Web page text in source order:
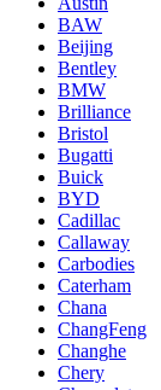
BAW
Beijing
Bentley
BMW
Brilliance
Bristol
Bugatti
Buick
BYD
Cadillac
Callaway
Carbodies
Caterham
Chana
ChangFeng
Changhe
Chery